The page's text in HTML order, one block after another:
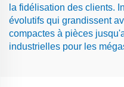
la fidélisation des clients.
évolutifs qui grandissent
compactes à pièces
industrielles pour les